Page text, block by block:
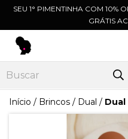
SEU 1° PIMENTINHA COM 10%
GRÁTIS
Início / Brincos / Dual / Dual